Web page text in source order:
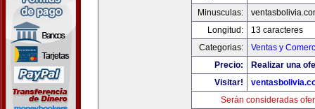
Minusculas:
Longitud:
13 caracteres
Categorias:
Ventas y
Precio:
Realizar una
Visitar!
Serán consideradas